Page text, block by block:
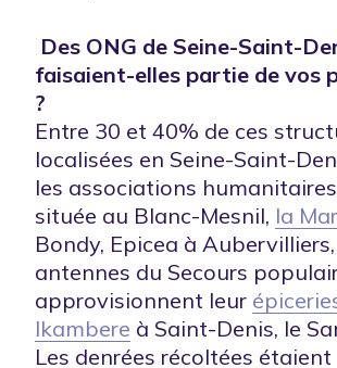
Des ONG de Seine-Saint-
faisaient-elles partie de vos
?
Entre 30 et 40% de ces
localisées en Seine-Saint-
les associations
située au Blanc-Mesnil, la
Bondy, Epicea à
antennes du Secours
approvisionnent leur
Ikambere à Saint-Denis, le
Les denrées récoltées étaient